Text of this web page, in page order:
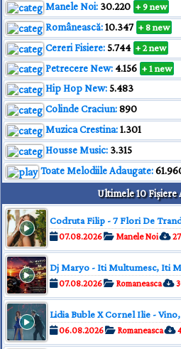
Manele Noi: 30.220 + 9 new
Românească:10.347 + 8 new
Cereri Fisiere:5.744 + 2 new
Petrecere New: 4.156 + 1 new
Hip Hop New:5.483
Colinde Craciun:890
Muzica Crestina:1.301
Housse Music: 3.315
Toate Melodiile Adaugate:
Ultimele 10 Fișiere
Codruta Filip - 7 Flori De
07.08.2026 Manele Noi 27
Dj Maryo - Iti Multumesc, Iti
07.08.2026 Romaneasca
Lidia Buble X Cornel Ilie -
06.08.2026 Romaneasca